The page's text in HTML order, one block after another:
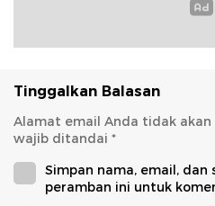
Tinggalkan Balasan
Alamat email Anda tidak akan
wajib ditandai *
Simpan nama, email, dan
peramban ini untuk